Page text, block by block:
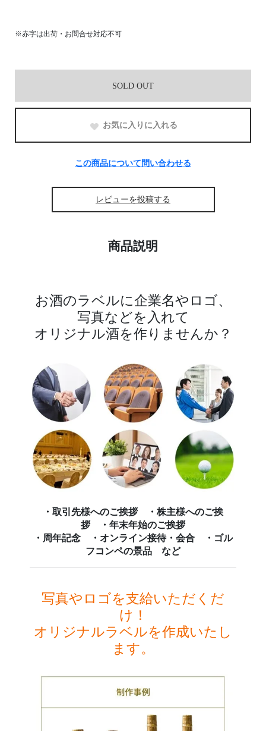
※赤字は出荷・お問合せ対応不可
SOLD OUT
お気に入りに入れる
この商品について問い合わせる
レビューを投稿する
商品説明
お酒のラベルに企業名やロゴ、
写真などを入れて
オリジナル酒を作りませんか？
・取引先様へのご挨拶 ・株主様へのご挨
拶 ・年末年始のご挨拶
・周年記念 ・オンライン接待・会合 ・ゴル
フコンペの景品 など
写真やロゴを支給いただくだ
け！
オリジナルラベルを作成いたし
ます。